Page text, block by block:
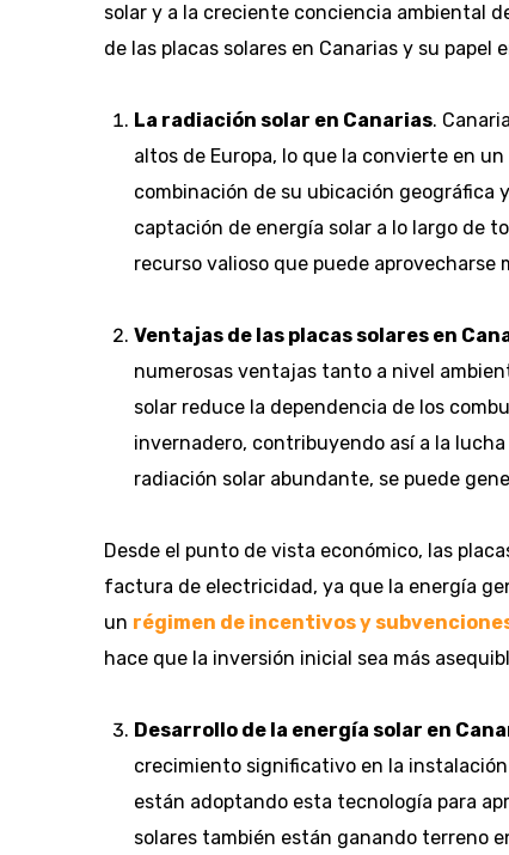
solar y a la creciente conciencia ambiental
de las placas solares en Canarias y su
La radiación solar en Canarias.
altos de Europa, lo que la convierte en
combinación de su ubicación geográfica
captación de energía solar a lo largo de
recurso valioso que puede aprovecharse
Ventajas de las placas solares en
numerosas ventajas tanto a nivel
solar reduce la dependencia de los
invernadero, contribuyendo así a la
radiación solar abundante, se puede
Desde el punto de vista económico, las
factura de electricidad, ya que la energía
un régimen de incentivos y
hace que la inversión inicial sea más
Desarrollo de la energía solar en
crecimiento significativo en la instalación
están adoptando esta tecnología para
solares también están ganando terreno